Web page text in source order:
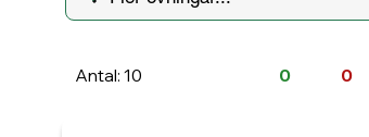
Antal: 10 0 0